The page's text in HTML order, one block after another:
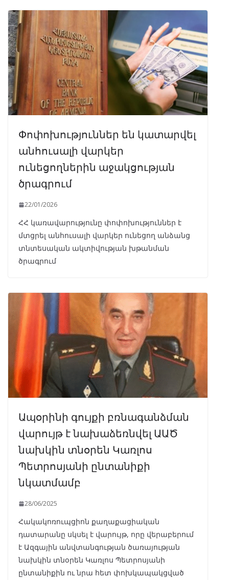
Փոփոխություններ են կատարվել
անհուսալի վարկեր
ունեցողներին աջակցության
ծրագրում
22/01/2026
ՀՀ կառավարությունը փոփոխություններ է
մտցրել անհուսալի վարկեր ունեցող անձանց
տնտեսական ակտիվության խթանման
ծրագրում
Ապօրինի գույքի բռնագանձման
վարույթ է նախաձեռնվել ԱԱԾ
նախկին տնօրեն Կառլոս
Պետրոսյանի ընտանիքի
նկատմամբ
28/06/2025
Հակակոռուպցիոն քաղաքացիական
դատարանը սկսել է վարույթ, որը վերաբերում
է Ազգային անվտանգության ծառայության
նախկին տնօրեն Կառլոս Պետրոսյանի
ընտանիքին ու նրա հետ փոխկապակցված